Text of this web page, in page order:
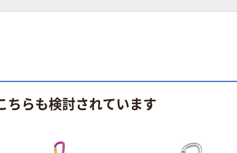
ちらも検討されています